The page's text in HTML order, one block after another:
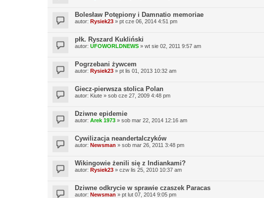
Bolesław Potępiony i Damnatio memoriae
autor: Rysiek23 » pt cze 06, 2014 4:51 pm
płk. Ryszard Kukliński
autor: UFOWORLDNEWS » wt sie 02, 2011 9:57 am
Pogrzebani żywcem
autor: Rysiek23 » pt lis 01, 2013 10:32 am
Giecz-pierwsza stolica Polan
autor: Kiute » sob cze 27, 2009 4:48 pm
Dziwne epidemie
autor: Arek 1973 » sob mar 22, 2014 12:16 am
Cywilizacja neandertalczyków
autor: Newsman » sob mar 26, 2011 3:48 pm
Wikingowie żenili się z Indiankami?
autor: Rysiek23 » czw lis 25, 2010 10:37 am
Dziwne odkrycie w sprawie czaszek Paracas
autor: Newsman » pt lut 07, 2014 9:05 pm